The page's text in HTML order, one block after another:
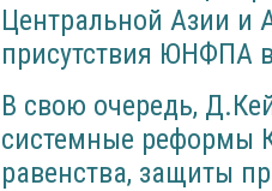
Центральной Азии и
присутствия ЮНФПА
В свою очередь,
системные реформы
равенства, защиты